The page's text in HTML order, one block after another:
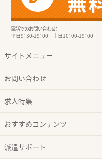
電話でのお問い合わせ：
平日9：30-19：00 土日10：00-19：00
サイトメニュー
お問い合わせ
求人特集
おすすめコンテンツ
派遣サポート